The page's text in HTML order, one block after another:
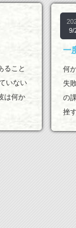
ること
いない
は何か
9/
一
何
失
の
挫